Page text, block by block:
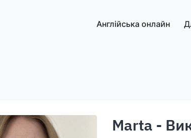
Англійська онлайн
Marta -